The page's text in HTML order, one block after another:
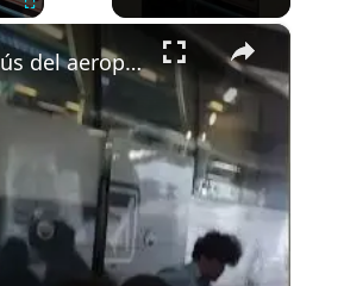
Fullscreen ×
Autobús del aeropuerto de Bangkok a Pattaya 🇹🇭🚌 Solo 140 bahts